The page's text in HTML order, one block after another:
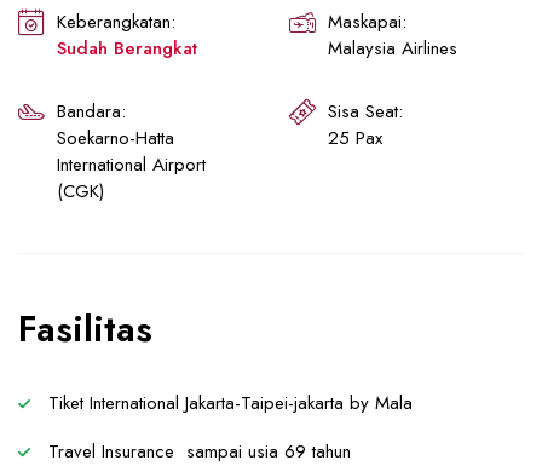
Keberangkatan:
Sudah Berangkat
Maskapai:
Malaysia Airlines
Bandara:
Soekarno-Hatta
International Airport
(CGK)
Sisa Seat:
25 Pax
Fasilitas
Tiket International Jakarta-Taipei-jakarta by Mala
Travel Insurance sampai usia 69 tahun